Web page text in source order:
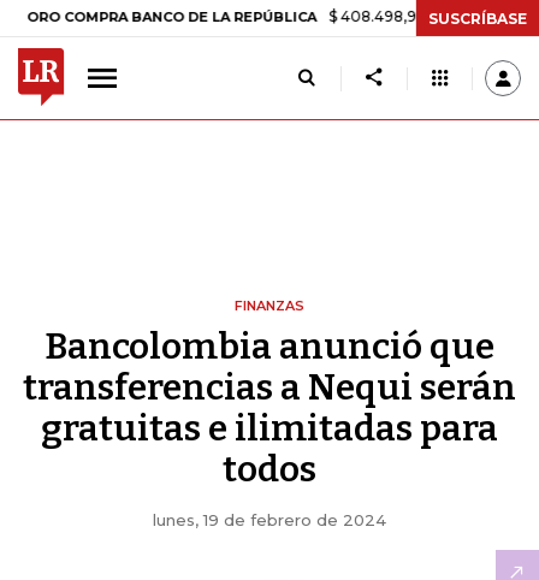
COMPRA BANCO DE LA REPÚBLICA $ 408.498,97 +$ 8.753,81 +2,19%
SUSCRÍBASE
FINANZAS
Bancolombia anunció que
transferencias a Nequi serán
gratuitas e ilimitadas para
todos
lunes, 19 de febrero de 2024